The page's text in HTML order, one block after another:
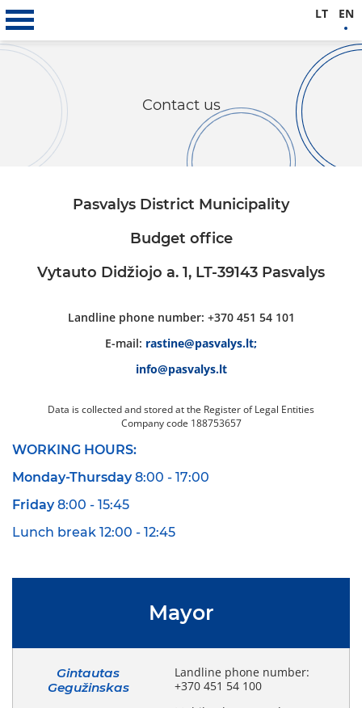
Contact us
Pasvalys District Municipality
Budget office
Vytauto Didžiojo a. 1, LT-39143 Pasvalys
Landline phone number: +370 451 54 101
E-mail: rastine@pasvalys.lt;
info@pasvalys.lt
Data is collectedand stored at the Register of Legal Entities
Company code 188753657
WORKING HOURS:
Monday-Thursday8:00 - 17:00
Friday8:00 - 15:45
Lunch break 12:00 - 12:45
Mayor
Gintautas
Gegužinskas
Landline phone number:
+370 451 54 100
LT EN